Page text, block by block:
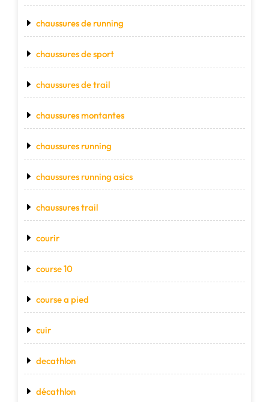
chaussures de running
chaussures de sport
chaussures de trail
chaussures montantes
chaussures running
chaussures running asics
chaussures trail
courir
course 10
course a pied
cuir
decathlon
décathlon